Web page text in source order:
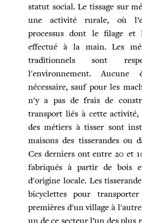
statut social. Le tissage sur
une activité rurale, où
processus dont le filage et
effectué à la main. Les
traditionnels sont
l'environnement. Aucune
nécessaire, sauf pour les
n'y a pas de frais de
transport liés à cette
des métiers à tisser sont
maisons des tisserandes ou
Ces derniers ont entre 20 et
fabriqués à partir de bois
d'origine locale. Les
bicyclettes pour
premières d'un village à
un de ce secteur l’un des plus